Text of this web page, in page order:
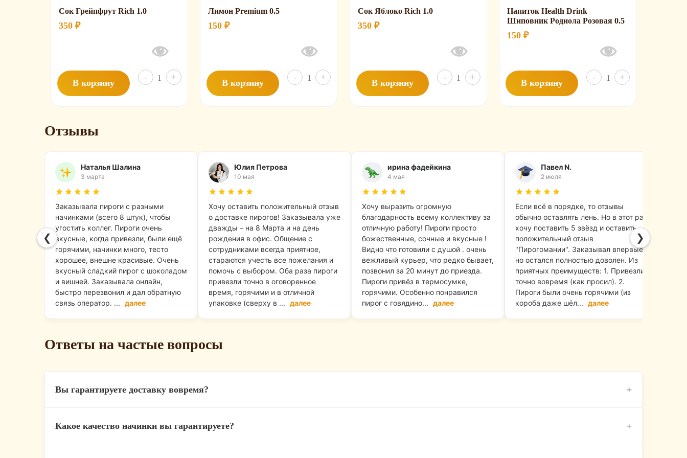
Сок Грейпфрут Rich 1.0
350 ₽
- Количество
товара
+
В корзину
Лимон Premium 0.5
150₽
-
Количество
товара
+
В корзину
Сок Яблоко Rich 1.0
350 ₽
- Количество
товара
+
В корзину
Напиток Health Drink
Шиповник Родиола Розовая 0.5
150₽
-
Количество
товара
+
В корзину
Отзывы
Наталья Шалина
3 марта
Заказывала пироги с разными
начинками (всего 8 штук), чтобы
угостить коллег. Пироги очень
вкусные, когда привезли, были ещё
горячими, начинки много, тесто
хорошее, внешне красивые. Очень
вкусный сладкий пирог с шоколадом
и вишней. Заказывала онлайн,
быстро перезвонил и дал обратную
связь оператор. ... далее
Юлия Петрова
10 мая
Хочу оставить положительный отзыв
о доставке пирогов! Заказывала уже
дважды – на 8 Марта и на день
рождения в офис. Общение с
сотрудниками всегда приятное,
стараются учесть все пожелания и
помочь с выбором. Оба раза пироги
привезли точно в оговоренное
время, горячими и в отличной
упаковке (сверху в ... далее
ирина фадейкина
4 мая
Хочу выразить огромную
благодарность всему коллективу за
отличную работу! Пироги просто
божественные, сочные и вкусные !
Видно что готовили с душой . очень
вежливый курьер, что редко бывает,
позвонил за 20 минут до приезда.
Пироги привёз в термосумке,
горячими. Особенно понравился
пирог с говядино... далее
Павел N.
2 июля
Если всё в порядке, то отзывы
обычно оставлять лень. Но в этот раз
хочу поставить 5 звёзд и оставить
положительный отзыв
"Пирогомании". Заказывал впервые,
но остался полностью доволен. Из
приятных преимуществ: 1. Привезли
точно вовремя (как просил). 2.
Пироги были очень горячими (из
короба даже шёл... далее
❮ ❯
Ответы на частые вопросы
Вы гарантируете доставку вовремя? +
Мы ценим ваше время, поэтому у нас действует правило:
Какое качество начинки вы гарантируете? +